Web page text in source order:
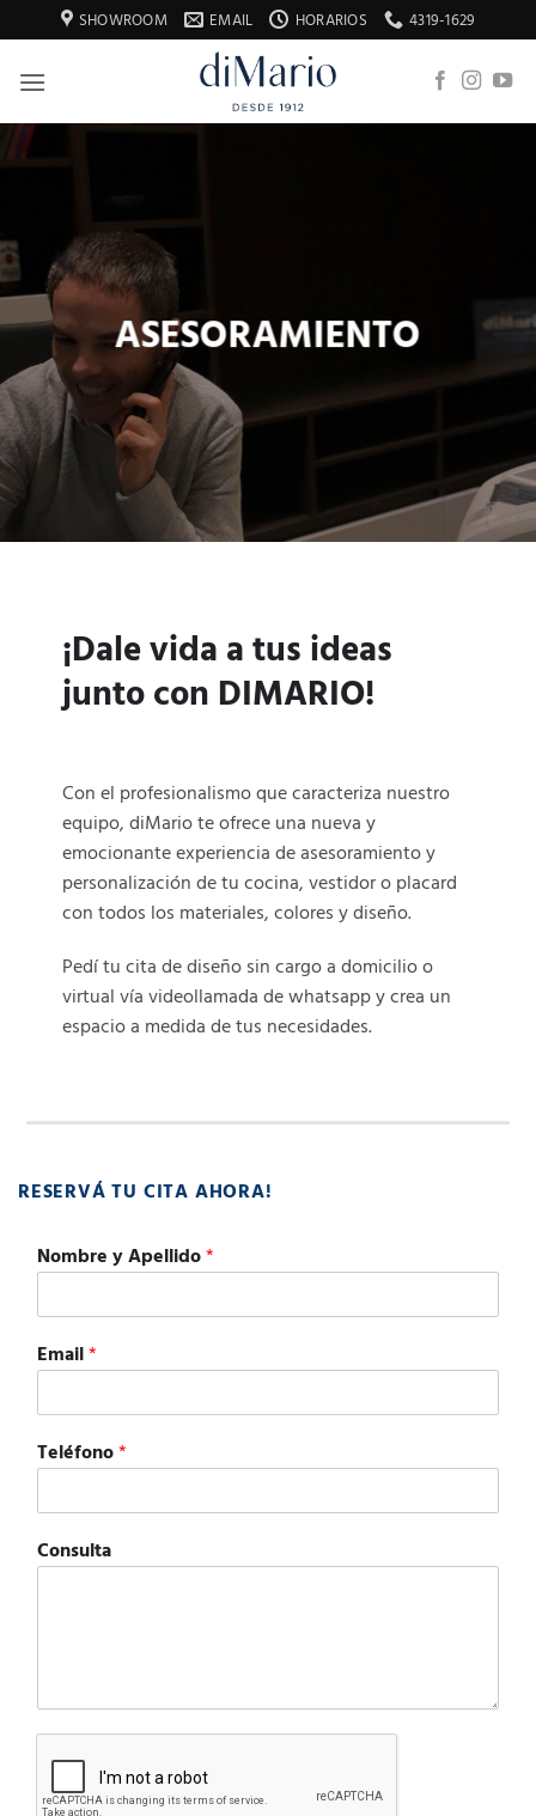
al
contenido
SHOWROOM EMAIL HORARIOS 4319-1629
ASESORAMIENTO
¡Dale vida a tus ideas
junto con DIMARIO!
Con el profesionalismo que caracteriza nuestro
equipo, diMario te ofrece una nueva y
emocionante experiencia de asesoramiento y
personalización de tu cocina, vestidor o placard
con todos los materiales, colores y diseño.
Pedí tu cita de diseño sin cargo a domicilio o
virtual vía videollamada de whatsapp y crea un
espacio a medida de tus necesidades.
RESERVÁ TU CITA AHORA!
Nombre y Apellido*
Email*
Teléfono*
Consulta